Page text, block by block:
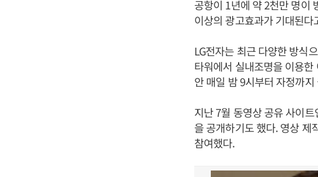
공항이 1년에 약 2천만 명이
이상의 광고효과가 기대된다
LG전자는 최근 다양한 방식
타워에서 실내조명을 이용한
안 매일 밤 9시부터 자정까지
지난 7월 동영상 공유 사이
을 공개하기도 했다. 영상 제
참여했다.